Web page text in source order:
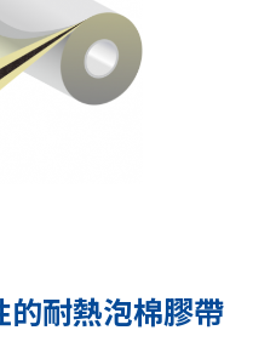
耐熱泡棉膠帶